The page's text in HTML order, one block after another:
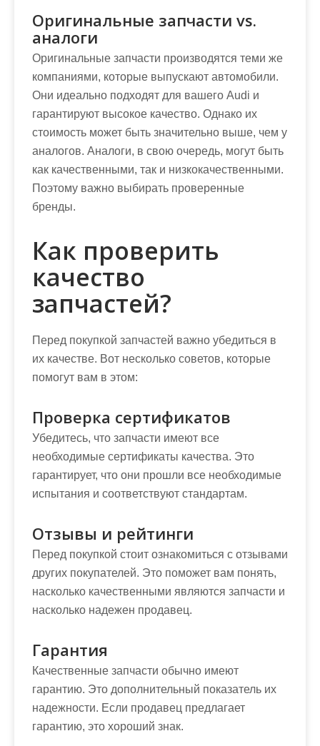
Оригинальные запчасти vs.
аналоги
Оригинальные запчасти производятся теми же
компаниями, которые выпускают автомобили.
Они идеально подходят для вашего Audi и
гарантируют высокое качество. Однако их
стоимость может быть значительно выше, чем у
аналогов. Аналоги, в свою очередь, могут быть
как качественными, так и низкокачественными.
Поэтому важно выбирать проверенные
бренды.
Как проверить
качество
запчастей?
Перед покупкой запчастей важно убедиться в
их качестве. Вот несколько советов, которые
помогут вам в этом:
Проверка сертификатов
Убедитесь, что запчасти имеют все
необходимые сертификаты качества. Это
гарантирует, что они прошли все необходимые
испытания и соответствуют стандартам.
Отзывы и рейтинги
Перед покупкой стоит ознакомиться с отзывами
других покупателей. Это поможет вам понять,
насколько качественными являются запчасти и
насколько надежен продавец.
Гарантия
Качественные запчасти обычно имеют
гарантию. Это дополнительный показатель их
надежности. Если продавец предлагает
гарантию, это хороший знак.